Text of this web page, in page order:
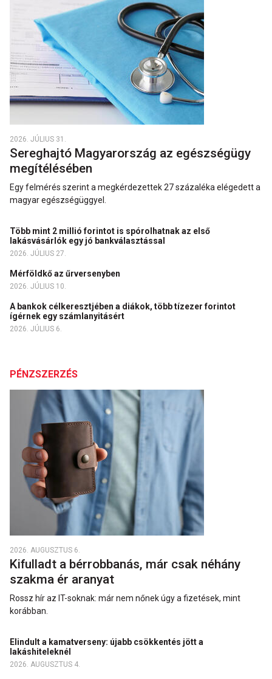
2026. JÚLIUS 31.
Sereghajtó Magyarország az egészségügy
megítélésében
Egy felmérés szerint a megkérdezettek 27 százaléka elégedett a
magyar egészségüggyel.
Több mint 2 millió forintot is spórolhatnak az első
lakásvásárlók egy jó bankválasztással
2026. JÚLIUS 27.
Mérföldkő az űrversenyben
2026. JÚLIUS 10.
A bankok célkeresztjében a diákok, több tízezer forintot
ígérnek egy számlanyitásért
2026. JÚLIUS 6.
PÉNZSZERZÉS
2026. AUGUSZTUS 6.
Kifulladt a bérrobbanás, már csak néhány
szakma ér aranyat
Rossz hír az IT-soknak: már nem nőnek úgy a fizetések, mint
korábban.
Elindult a kamatverseny: újabb csökkentés jött a
lakáshiteleknél
2026. AUGUSZTUS 4.